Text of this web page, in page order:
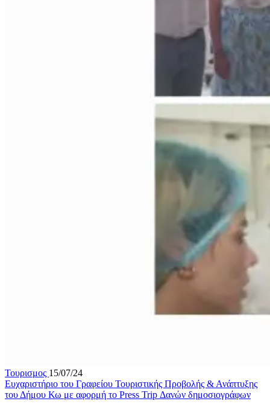
Τουρισμος 15/07/24
Ευχαριστήριο του Γραφείου Τουριστικής Προβολής & Ανάπτυξης
του Δήμου Κω με αφορμή το Press Trip Δανών δημοσιογράφων